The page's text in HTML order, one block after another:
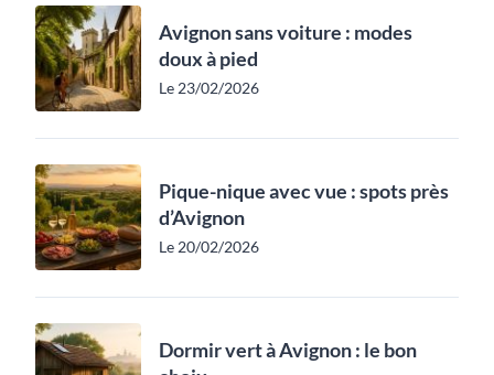
Avignon sans voiture : modes
doux à pied
Le 23/02/2026
Pique-nique avec vue : spots près
d’Avignon
Le 20/02/2026
Dormir vert à Avignon : le bon